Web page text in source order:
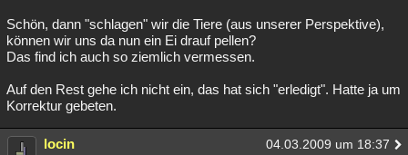
Schön, dann "schlagen" wir die Tiere (aus unserer Perspektive),
können wir uns da nun ein Ei drauf pellen?
Das find ich auch so ziemlich vermessen.
Auf den Rest gehe ich nicht ein, das hat sich "erledigt". Hatte ja um
Korrektur gebeten.
locin 04.03.2009 um 18:37